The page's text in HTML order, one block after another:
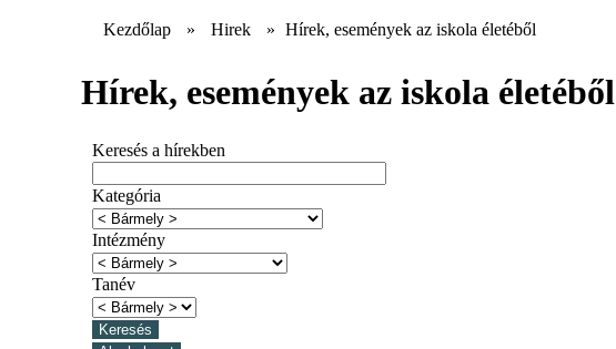
Kezdőlap » Hirek » Hírek, események az iskola életéből
Hírek, események az iskola életéből
Keresés a hírekben
Kategória
Intézmény
Tanév